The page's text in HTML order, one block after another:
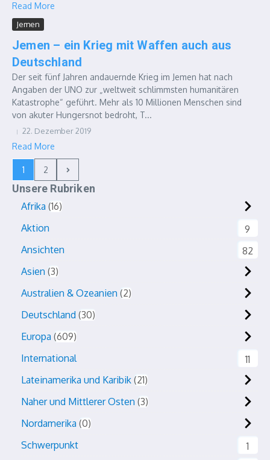
Read More
Jemen
Jemen – ein Krieg mit Waffen auch aus
Deutschland
Der seit fünf Jahren andauernde Krieg im Jemen hat nach
Angaben der UNO zur „weltweit schlimmsten humanitären
Katastrophe“ geführt. Mehr als 10 Millionen Menschen sind
von akuter Hungersnot bedroht, T...
22. Dezember 2019
Read More
1 2
Unsere Rubriken
Afrika 16
Aktion
9
Ansichten
82
Asien 3
Australien & Ozeanien 2
Deutschland 30
Europa 609
International
11
Lateinamerika und Karibik 21
Naher und Mittlerer Osten 3
Nordamerika 0
Schwerpunkt
1